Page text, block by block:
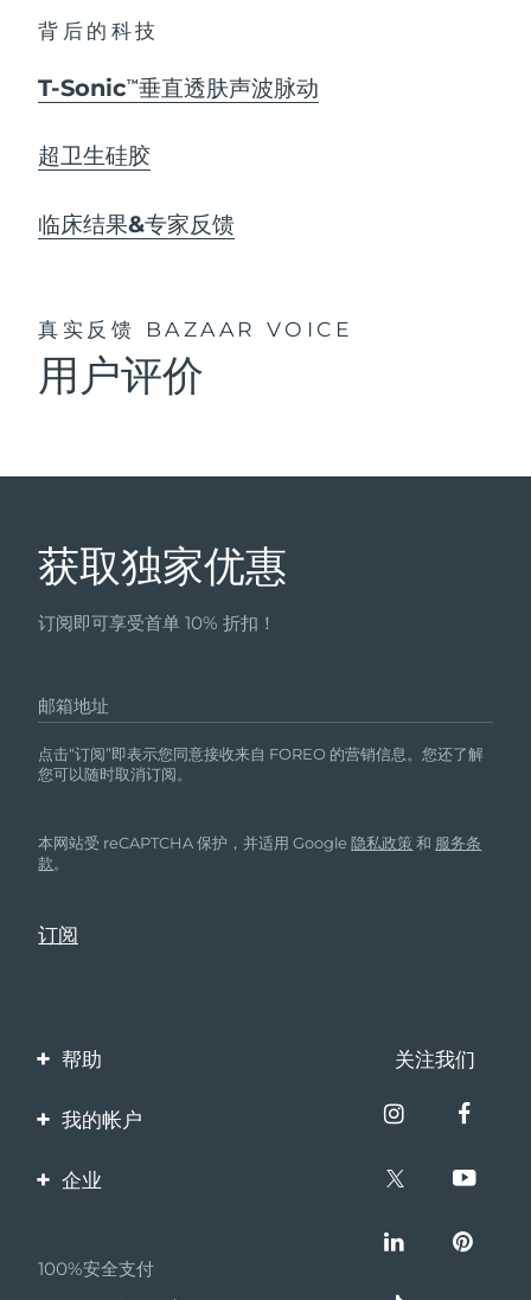
背后的科技
T-SonicTM 垂直透肤声波脉动
超卫生硅胶
临床结果&专家反馈
真实反馈 BAZAAR VOICE
用户评价
获取独家优惠
订阅即可享受首单 10% 折扣！
邮箱地址
点击“订阅”即表示您同意接收来自 FOREO 的营销信息。您还了解
您可以随时取消订阅。
本网站受 reCAPTCHA 保护，并适用 Google隐私政策 和 服务条
款。
帮助
联系我们
关注我们
我的帐户
产品注册
企业
伙伴计划
100%安全支付